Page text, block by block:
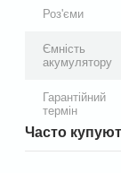
Роз'єми
Ємність
акумулятору
Гарантійний
термін
Часто